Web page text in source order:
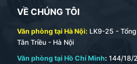
VỀ CHÚNG TÔI
Văn phòng tại Hà Nội: LK9-25 -
Tân Triều - Hà Nội
Văn phòng tại Hồ Chí Minh: 144/18/